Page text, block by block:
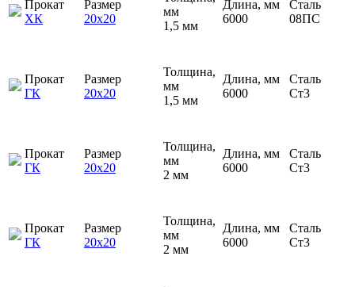
Прокат
ХК
Размер
20х20
мм
1,5 мм
Длина, мм
6000
Сталь
08ПС
Прокат
ГК
Размер
20х20
Толщина,
мм
1,5 мм
Длина, мм
6000
Сталь
Ст3
Прокат
ГК
Размер
20х20
Толщина,
мм
2 мм
Длина, мм
6000
Сталь
Ст3
Прокат
ГК
Размер
20х20
Толщина,
мм
2 мм
Длина, мм
6000
Сталь
Ст3